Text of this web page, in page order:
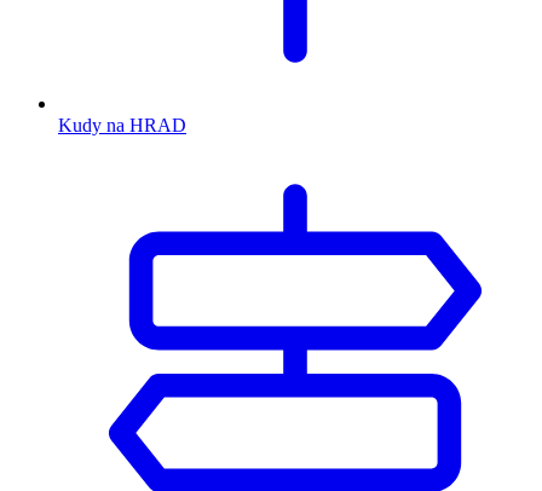
Kudy na HRAD